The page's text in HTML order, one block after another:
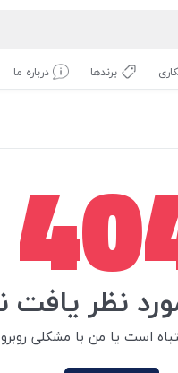
برندها درباره ما
نظر یافت
است یا من با مشکلی